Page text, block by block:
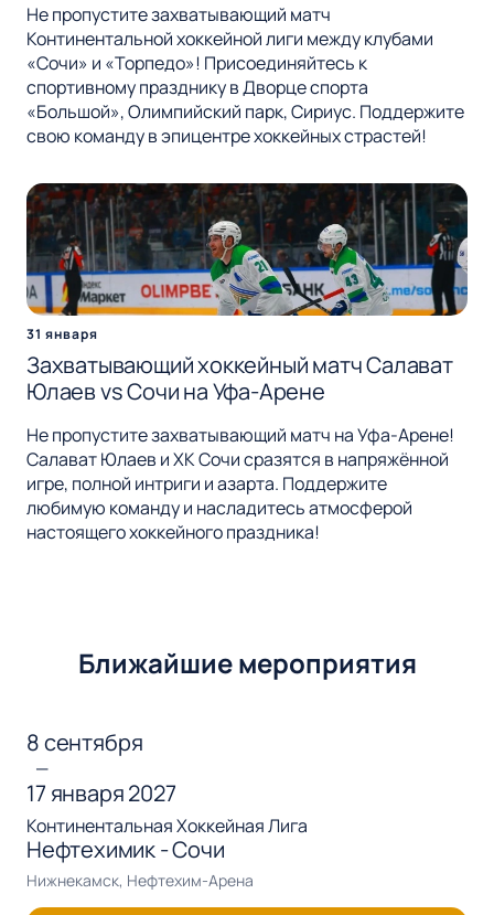
Не пропустите захватывающий матч
Континентальной хоккейной лиги между клубами
«Сочи» и «Торпедо»! Присоединяйтесь к
спортивному празднику в Дворце спорта
«Большой», Олимпийский парк, Сириус. Поддержите
свою команду в эпицентре хоккейных страстей!
31 января
Захватывающий хоккейный матч Салават
Юлаев vs Сочи на Уфа-Арене
Не пропустите захватывающий матч на Уфа-Арене!
Салават Юлаев и ХК Сочи сразятся в напряжённой
игре, полной интриги и азарта. Поддержите
любимую команду и насладитесь атмосферой
настоящего хоккейного праздника!
Ближайшие мероприятия
8 сентября
—
17 января 2027
Континентальная Хоккейная Лига
Нефтехимик - Сочи
Нижнекамск, Нефтехим-Арена